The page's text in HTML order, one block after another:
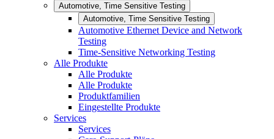
Automotive, Time Sensitive Testing
Automotive, Time Sensitive Testing
Automotive Ethernet Device and Network
Testing
Time-Sensitive Networking Testing
Alle Produkte
Alle Produkte
Alle Produkte
Produktfamilien
Eingestellte Produkte
Services
Services